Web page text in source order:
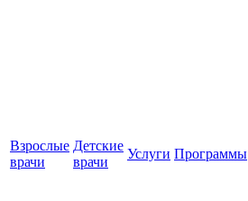
Взрослые
врачи
Детские
врачи
Услуги Программы